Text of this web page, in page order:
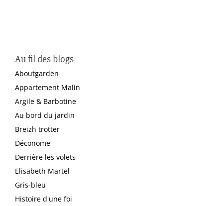
Au fil des blogs
Aboutgarden
Appartement Malin
Argile & Barbotine
Au bord du jardin
Breizh trotter
Déconome
Derrière les volets
Elisabeth Martel
Gris-bleu
Histoire d'une foi